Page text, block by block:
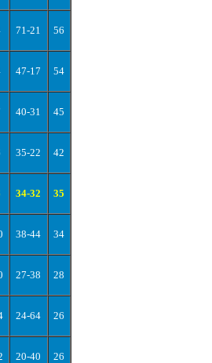
71-21 56
47-17 54
40-31 45
35-22 42
34-32 35
38-44 34
27-38 28
24-64 26
20-40 26